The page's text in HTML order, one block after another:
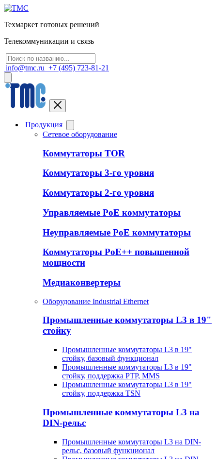
Техмаркет готовых решений
Телекоммуникации и связь
info@tmc.ru +7 (495) 723-81-21
Продукция
Сетевое оборудование
Коммутаторы TOR
Коммутаторы 3-го уровня
Коммутаторы 2-го уровня
Управляемые PoE коммутаторы
Неуправляемые PoE коммутаторы
Коммутаторы PoE++ повышенной
мощности
Медиаконвертеры
Оборудование Industrial Ethernet
Промышленные коммутаторы L3 в 19"
стойку
Промышленные коммутаторы L3 в 19"
стойку, базовый функционал
Промышленные коммутаторы L3 в 19"
стойку, поддержка PTP, MMS
Промышленные коммутаторы L3 в 19"
стойку, поддержка TSN
Промышленные коммутаторы L3 на
DIN-рельс
Промышленные коммутаторы L3 на DIN-
рельс, базовый функционал